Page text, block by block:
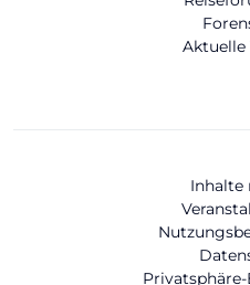
Aktuelle
Inhalte